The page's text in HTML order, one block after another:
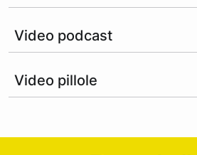
Video podcast
Video pillole
Footer Poste Italiane